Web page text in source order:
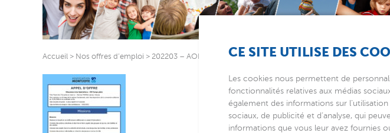
Accueil > Nos offres d’emploi > 202203 – AOI – ES CDI – PASSAJCE SITE UTILISE DES
Les cookies nous permettent de
fonctionnalités relatives aux médias
également des informations sur
sociaux, de publicité et d’analyse, qui
informations que vous leur avez fournies